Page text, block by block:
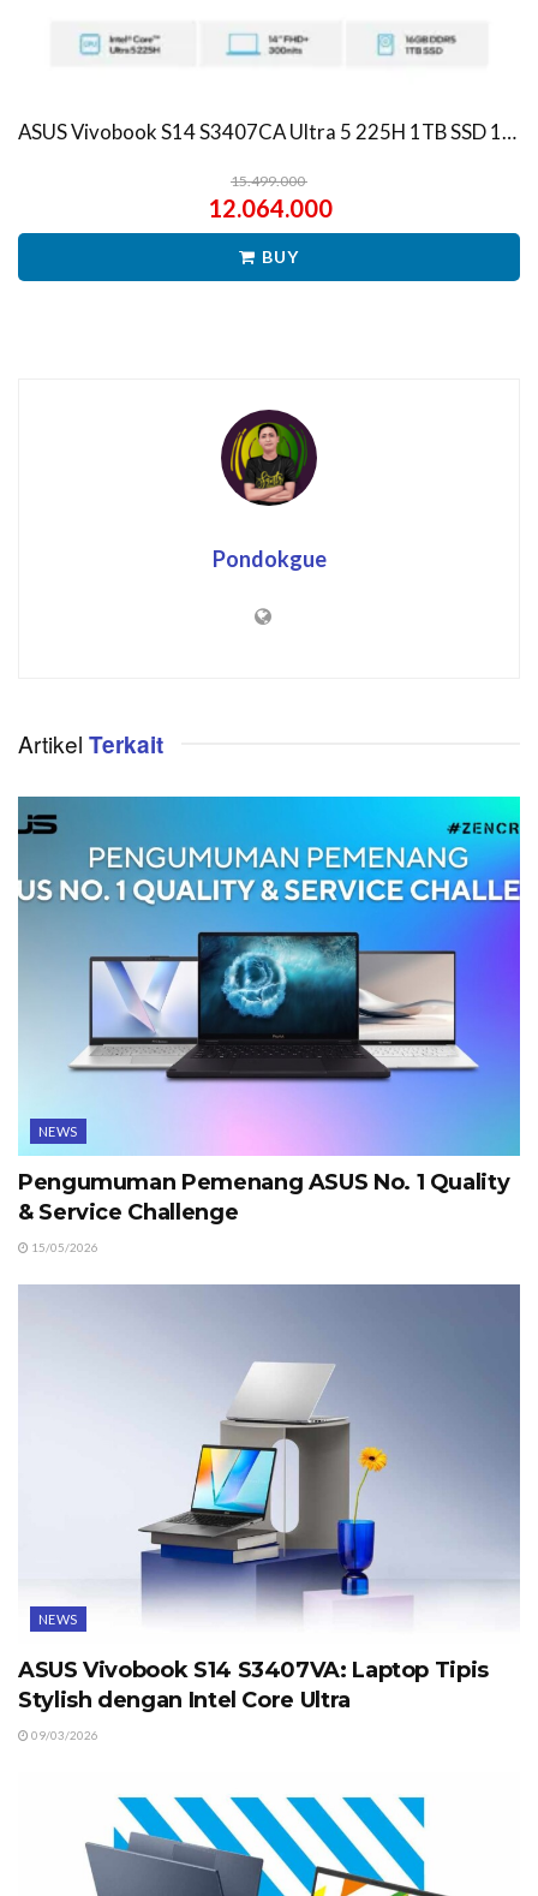
ASUS Vivobook S14 S3407CA Ultra 5 225H 1TB SSD 16GB WUXGA IPS Win11+OHS
15.499.000
12.064.000
BUY
Pondokgue
Artikel Terkait
NEWS
Pengumuman Pemenang ASUS No. 1 Quality
& Service Challenge
15/05/2026
NEWS
ASUS Vivobook S14 S3407VA: Laptop Tipis
Stylish dengan Intel Core Ultra
09/03/2026